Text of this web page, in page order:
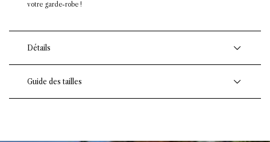
votre garde-robe !
Détails
Guide des tailles